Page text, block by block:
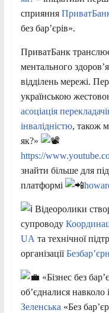
сприяння
без бар’єрів».
ПриватБанк
ментального
відділень мережі.
українською
асоціація
інвалідністю, також
як?»
https://
знайти більше для
платформі
Відеоролики
супроводу
UA та технічної
організації
«Бізнес без
об’єдналися навколо
Зеленська «Без